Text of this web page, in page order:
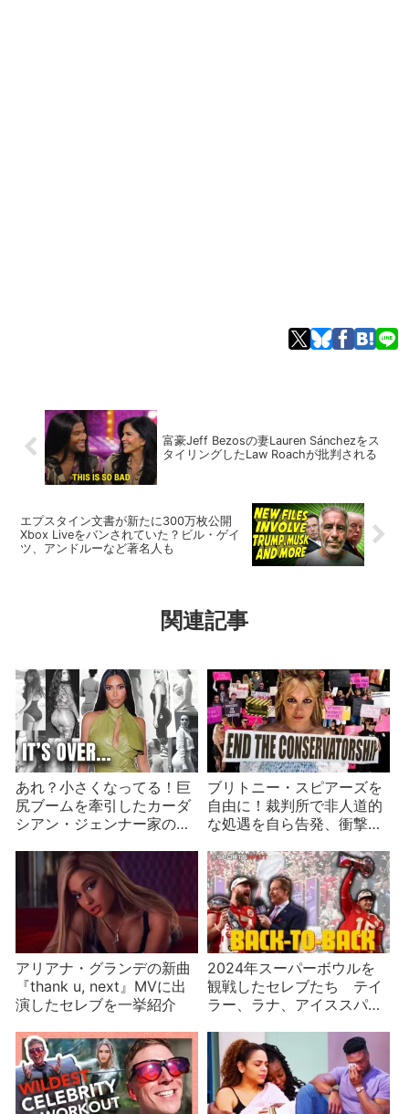
富豪Jeff Bezosの妻Lauren Sánchezをス
タイリングしたLaw Roachが批判される
エプスタイン文書が新たに300万枚公開
Xbox Liveをバンされていた？ビル・ゲイ
ツ、アンドルーなど著名人も
関連記事
あれ？小さくなってる！巨
尻ブームを牽引したカーダ
シアン・ジェンナー家のお
ブリトニー・スピアーズを
自由に！裁判所で非人道的
な処遇を自ら告発、衝撃が
アリアナ・グランデの新曲
『thank u, next』MVに出
演したセレブを一挙紹介
2024年スーパーボウルを
観戦したセレブたち テイ
ラー、ラナ、アイススパイ
ャーリー、カイ、ミスター
ビースト……